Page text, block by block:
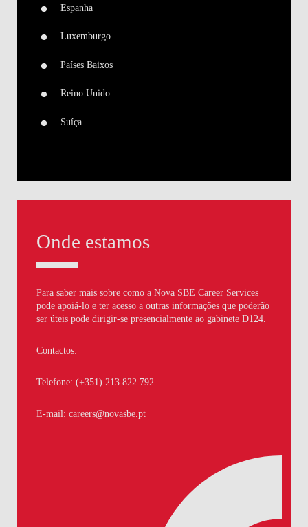
Espanha
Luxemburgo
Países Baixos
Reino Unido
Suíça
Onde estamos
Para saber mais sobre como a Nova SBE Career Services
pode apoiá-lo e ter acesso a outras informações que poderão
ser úteis pode dirigir-se presencialmente ao gabinete D124.
Contactos:
Telefone: (+351) 213 822 792
E-mail:careers@novasbe.pt